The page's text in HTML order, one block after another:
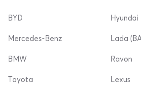
BYD
Mercedes-Benz
Hyundai
Lada
BMW
Toyota
Ravon
Lexus